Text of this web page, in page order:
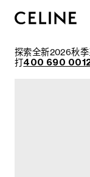
探索全新2026秋
打400 690